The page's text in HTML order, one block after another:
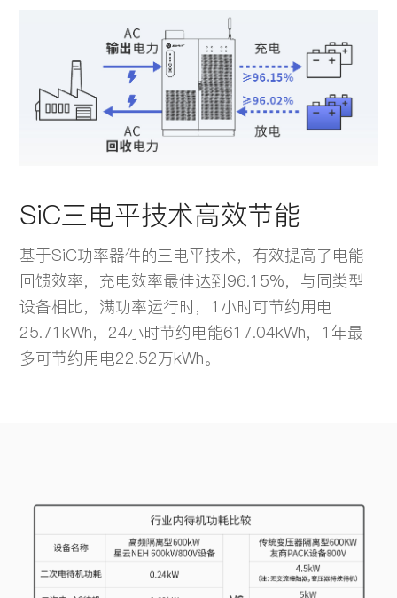
SiC三电平技术高效节能
基于SiC功率器件的三电平技术，有效提高了电能
回馈效率，充电效率最佳达到96.15%，与同类型
设备相比，满功率运行时，1小时可节约用电
25.71kWh，24小时节约电能617.04kWh，1年最
多可节约用电22.52万kWh。